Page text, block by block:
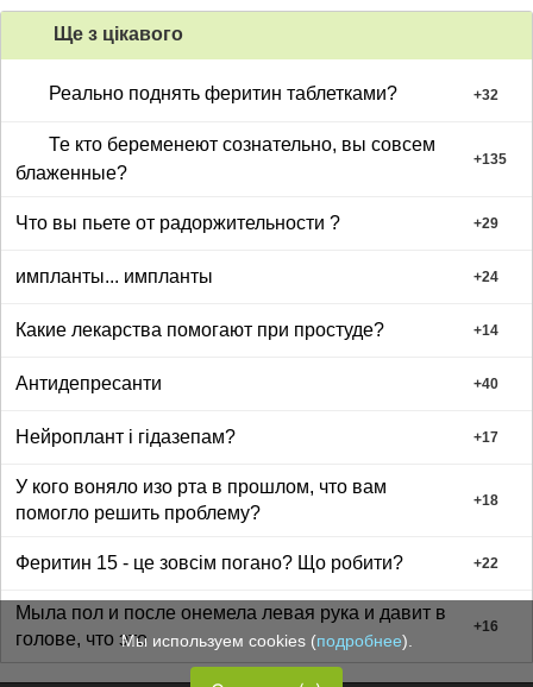
Ще з цiкавого
Реально поднять феритин таблетками? +32
Те кто беременеют сознательно, вы совсем
блаженные?
+135
Что вы пьете от радоржительности ? +29
импланты... импланты +24
Какие лекарства помогают при простуде? +14
Антидепресанти +40
Нейроплант і гідазепам? +17
У кого воняло изо рта в прошлом, что вам
помогло решить проблему?
+18
Феритин 15 - це зовсім погано? Що робити? +22
Мыла пол и после онемела левая рука и давит в
голове, что это
+16
Мы используем cookies (подробнее).